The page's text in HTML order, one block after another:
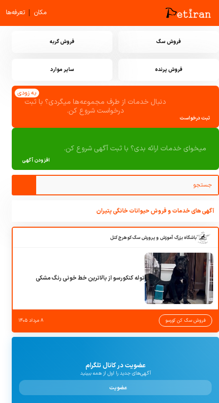
مکان | تعرفه‌ها
فروش سگ فروش گربه
فروش پرنده سایر موارد
ثبت درخواست
دنبال خدمات از طرف مجموعه‌ها میگردی؟ با ثبت
درخواست شروع کن.
به زودی
افزودن آگهی
میخوای خدمات ارائه بدی؟ با ثبت آگهی شروع کن.
آگهی های خدمات و فروش حیوانات خانگی پتیران
باشگاه بزرگ آموزش و پرورش سگ کوهرج کنل
توله کنکورسو از بالاترین خط خونی رنگ مشکی
فروش سگ کن کورسو ۸ مرداد ۱۴۰۵
عضویت در کانال تلگرام
آگهی‌های جدید را اول از همه ببینید
عضویت